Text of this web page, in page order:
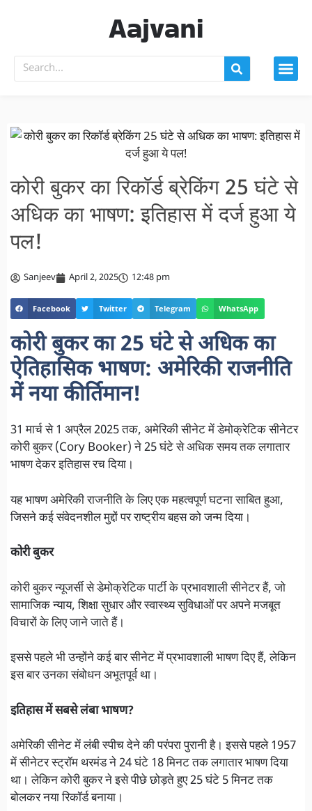
Aajvani
कोरी बुकर का रिकॉर्ड ब्रेकिंग 25 घंटे से
अधिक का भाषण: इतिहास में दर्ज हुआ ये
पल!
Sanjeev April 2, 2025 12:48 pm
Facebook Twitter Telegram WhatsApp
कोरी बुकर का 25 घंटे से अधिक का
ऐतिहासिक भाषण: अमेरिकी राजनीति
में नया कीर्तिमान!
31 मार्च से 1 अप्रैल 2025 तक, अमेरिकी सीनेट में डेमोक्रेटिक सीनेटर
कोरी बुकर (Cory Booker) ने 25 घंटे से अधिक समय तक लगातार
भाषण देकर इतिहास रच दिया।
यह भाषण अमेरिकी राजनीति के लिए एक महत्वपूर्ण घटना साबित हुआ,
जिसने कई संवेदनशील मुद्दों पर राष्ट्रीय बहस को जन्म दिया।
कोरी बुकर
कोरी बुकर न्यूजर्सी से डेमोक्रेटिक पार्टी के प्रभावशाली सीनेटर हैं, जो
सामाजिक न्याय, शिक्षा सुधार और स्वास्थ्य सुविधाओं पर अपने मजबूत
विचारों के लिए जाने जाते हैं।
इससे पहले भी उन्होंने कई बार सीनेट में प्रभावशाली भाषण दिए हैं, लेकिन
इस बार उनका संबोधन अभूतपूर्व था।
इतिहास में सबसे लंबा भाषण?
अमेरिकी सीनेट में लंबी स्पीच देने की परंपरा पुरानी है। इससे पहले 1957
में सीनेटर स्ट्रॉम थरमंड ने 24 घंटे 18 मिनट तक लगातार भाषण दिया
था। लेकिन कोरी बुकर ने इसे पीछे छोड़ते हुए 25 घंटे 5 मिनट तक
बोलकर नया रिकॉर्ड बनाया।